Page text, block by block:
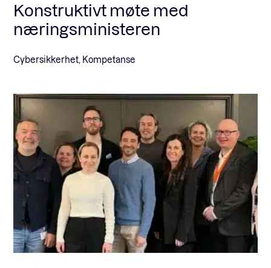
Konstruktivt møte med
næringsministeren
Cybersikkerhet, Kompetanse